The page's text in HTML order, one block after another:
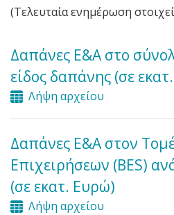
(Τελευταία ενημέρωση
Δαπάνες Ε&Α στο
είδος δαπάνης (σε
Λήψη αρχείου
Δαπάνες Ε&Α στον
Επιχειρήσεων (BES)
(σε εκατ. Ευρώ)
Λήψη αρχείου